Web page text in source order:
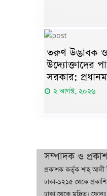
তরুণ উদ্ভাবক ও
উদ্যোক্তাদের
সরকার:
২ আগস্ট, ২০২৬
সম্পাদক ও
প্রকাশক কর্তৃক শাহ্ আলী
ঢাকা-১২১৫ থেকে
ঢাকা থেকে মুদ্রিত।